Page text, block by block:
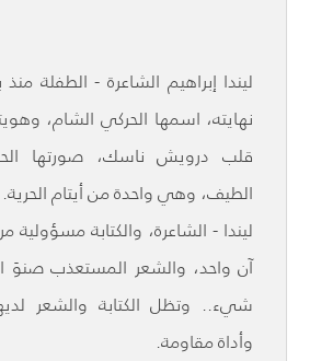
ليندا إبراهيم الشاعرة - الطفلة منذ
نهايته، اسمها الحركي الشام،
قلب درويش ناسك، صورتها
الطيف، وهي واحدة من أيتام الحرية.
ليندا - الشاعرة، والكتابة مسؤولية
آن واحد، والشعر المستعذب صنوَ
شيء.. وتظل الكتابة والشعر
وأداة مقاومة.